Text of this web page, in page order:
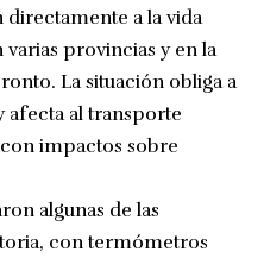
directamente a la vida
varias provincias y en la
La situación obliga a
afecta al transporte
impactos sobre
algunas de las
con termómetros